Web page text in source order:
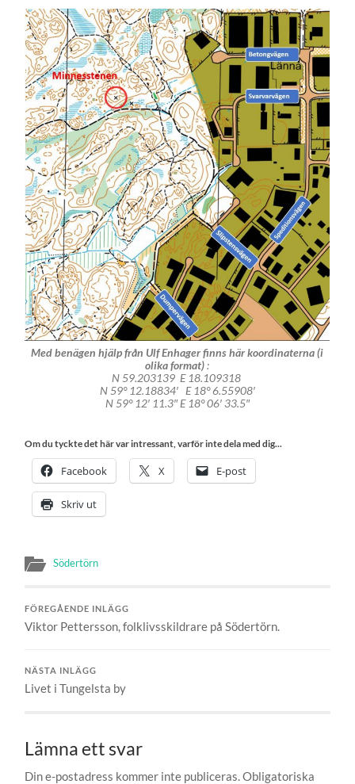
Med benägen hjälp från Ulf Enhager finns här koordinaterna (i
olika format):
N 59.203139 E 18.109318
N 59° 12.18834′ E 18° 6.55908′
N 59° 12′ 11.3″ E 18° 06′ 33.5″
Om du tyckte det här var intressant, varför inte dela med dig...
Facebook X E-post
Skriv ut
Södertörn
FÖREGÅENDE INLÄGG
Viktor Pettersson, folklivsskildrare på Södertörn.
NÄSTA INLÄGG
Livet i Tungelsta by
Lämna ett svar
Din e-postadress kommer inte publiceras. Obligatoriska